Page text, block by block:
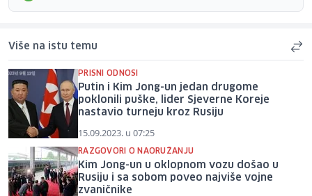
Više na istu temu
PRISNI ODNOSI
Putin i Kim Jong-un jedan drugome
poklonili puške, lider Sjeverne Koreje
nastavio turneju kroz Rusiju
15.09.2023. u 07:25
RAZGOVORI O NAORUŽANJU
Kim Jong-un u oklopnom vozu došao u
Rusiju i sa sobom poveo najviše vojne
zvaničnike